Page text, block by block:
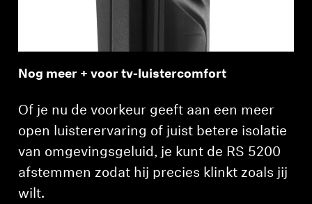
Nog meer + voor tv-luistercomfort
Of je nu de voorkeur geeft aan een meer
open luisterervaring of juist betere isolatie
van omgevingsgeluid, je kunt de RS 5200
afstemmen zodat hij precies klinkt zoals jij
wilt.